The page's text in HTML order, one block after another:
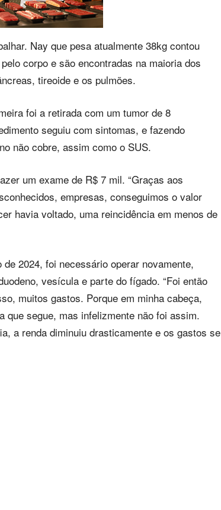
Nay que pesa atualmente 38kg contou
corpo e são encontradas na maioria dos
tireoide e os pulmões.
foi a retirada com um tumor de 8
seguiu com sintomas, e fazendo
não cobre, assim como o SUS.
um exame de R$ 7 mil. “Graças aos
empresas, conseguimos o valor
havia voltado, uma reincidência em menos de
2024, foi necessário operar novamente,
vesícula e parte do fígado. “Foi então
muitos gastos. Porque em minha cabeça,
que segue, mas infelizmente não foi assim.
a renda diminuiu drasticamente e os gastos se